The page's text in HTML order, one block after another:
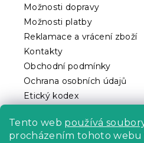
Tento web používá
procházením tohoto webu
v
u
Možnosti dopravy
Možnosti platby
Reklamace a vrácení zboží
Kontakty
Obchodní podmínky
Ochrana osobních údajů
Etický kodex